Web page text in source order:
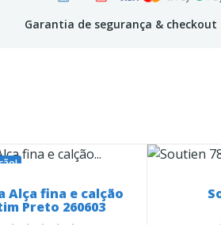
Garantia de segurança & checkout
Alça fina e calção
Preto 260603